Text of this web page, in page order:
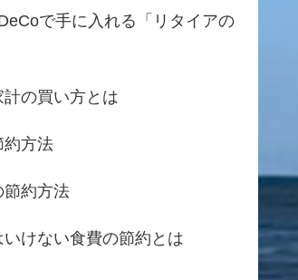
で手に入れる「リタイアの
計の買い方とは
約方法
節約方法
けない食費の節約とは